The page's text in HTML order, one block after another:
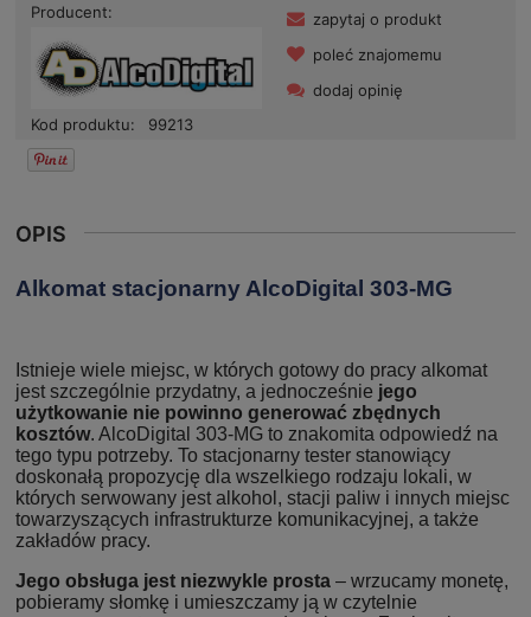
Producent:
Kod produktu: 99213
zapytaj o produkt
poleć znajomemu
dodaj opinię
OPIS
Alkomat stacjonarny AlcoDigital 303-MG
Istnieje wiele miejsc, w których gotowy do pracy alkomat
jest szczególnie przydatny, a jednocześnie jego
użytkowanie nie powinno generować zbędnych
kosztów. AlcoDigital 303-MG to znakomita odpowiedź na
tego typu potrzeby. To stacjonarny tester stanowiący
doskonałą propozycję dla wszelkiego rodzaju lokali, w
których serwowany jest alkohol, stacji paliw i innych miejsc
towarzyszących infrastrukturze komunikacyjnej, a także
zakładów pracy.
Jego obsługa jest niezwykle prosta – wrzucamy monetę,
pobieramy słomkę i umieszczamy ją w czytelnie